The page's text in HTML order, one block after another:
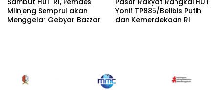
Sambut HUT RI, Pemdes
Mlinjeng Semprul akan
Menggelar Gebyar Bazzar
Pasar Rakyat Rangkai HUT
Yonif TP885/Belibis Putih
dan Kemerdekaan RI